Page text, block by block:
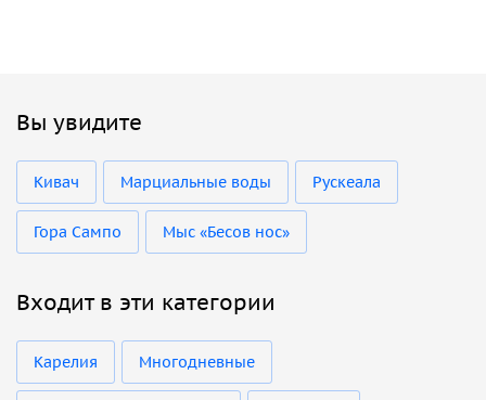
Вы увидите
Кивач Марциальные воды Рускеала
Гора Сампо Мыс «Бесов нос»
Входит в эти категории
Карелия Многодневные